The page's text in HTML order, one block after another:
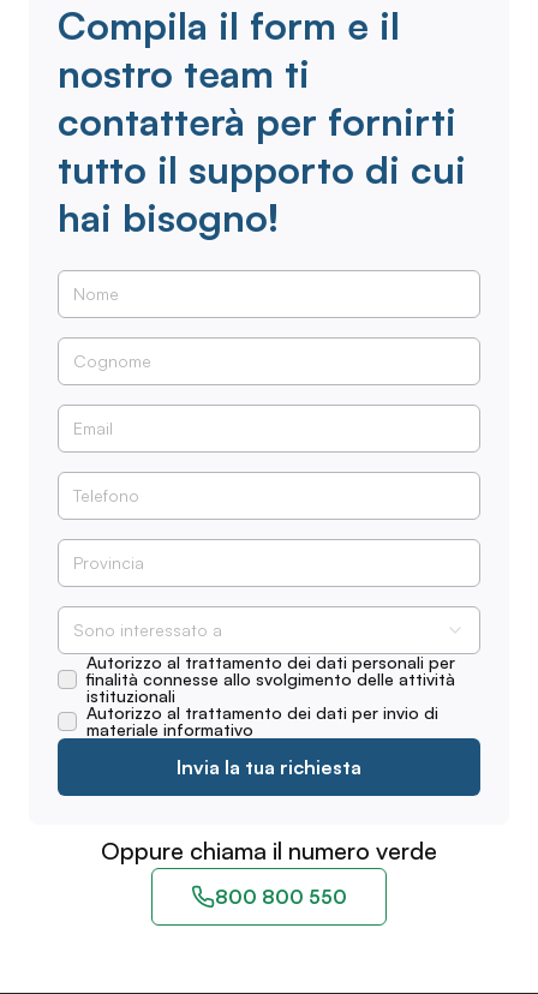
Compila il form e il
nostro team ti
contatterà per fornirti
tutto il supporto di cui
hai bisogno!
Sono interessato a
Autorizzo al trattamento dei dati personali per
finalità connesse allo svolgimento delle attività
istituzionali
Autorizzo al trattamento dei dati per invio di
materiale informativo
Invia la tua richiesta
Oppure chiama il numero verde
800 800 550